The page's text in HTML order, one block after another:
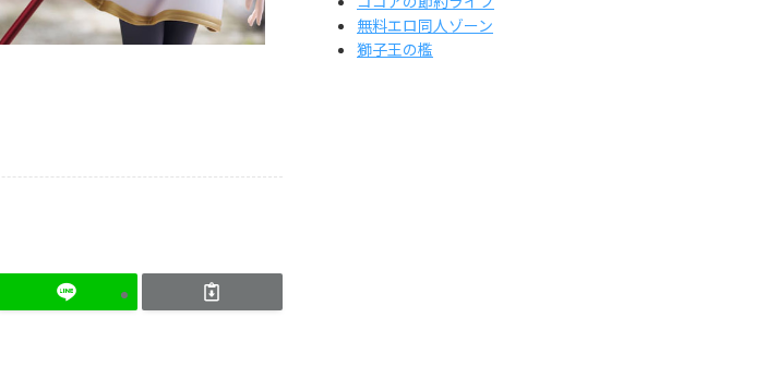
無料エロ同人ゾーン
獅子王の檻